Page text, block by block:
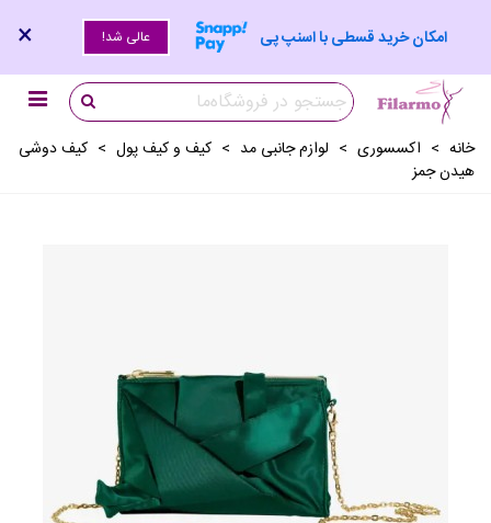
امکان خرید قسطی با اسنپ پی عالی شد! ×
خانه > اکسسوری > لوازم جانبی مد > کیف و کیف پول > کیف دوشی
هیدن جمز